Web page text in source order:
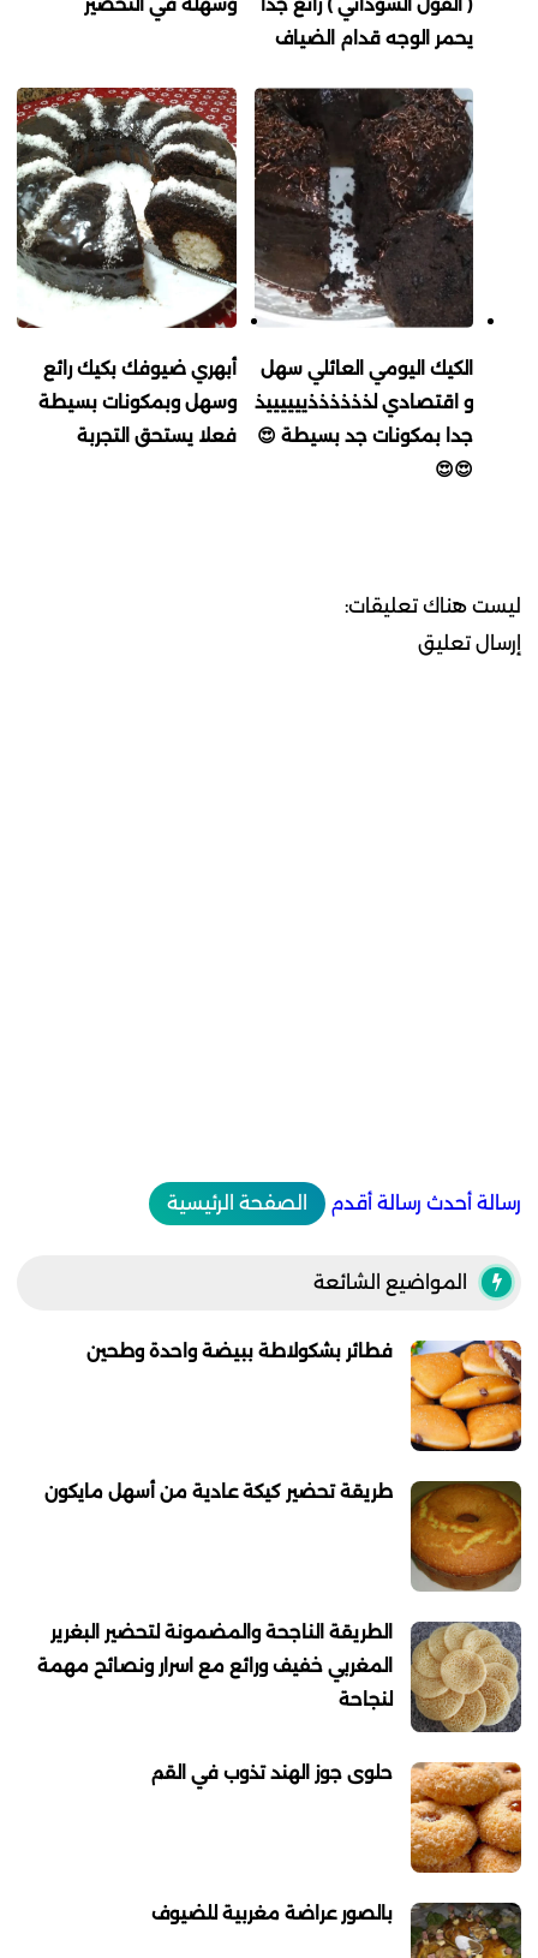
يحمر الوجه قدام الضياف
الكيك اليومي العائلي سهل
و اقتصادي لذذذذذذييييييذ
جدا بمكونات جد بسيطة 😍
😍😍
أبهري ضيوفك بكيك رائع
وسهل وبمكونات بسيطة
فعلا يستحق التجربة
ليست هناك تعليقات:
إرسال تعليق
رسالة أحدث رسالة أقدم الصفحة الرئيسية
المواضيع الشائعة
فطائر بشكولاطة ببيضة واحدة وطحين
طريقة تحضير كيكة عادية من أسهل مايكون
الطريقة الناجحة والمضمونة لتحضير البغرير
المغربي خفيف ورائع مع اسرار ونصائح مهمة
لنجاحة
حلوى جوز الهند تذوب في القم
بالصور عراضة مغربية للضيوف